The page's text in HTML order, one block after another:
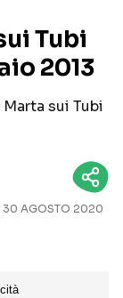
Tubi
2013
sui Tubi
30 AGOSTO 2020